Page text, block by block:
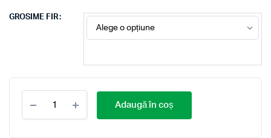
GROSIME FIR
firicel
la
Adaugă în coș